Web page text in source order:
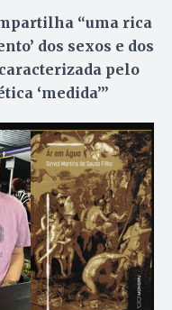
“uma rica
dos sexos e dos
pelo
‘medida’”